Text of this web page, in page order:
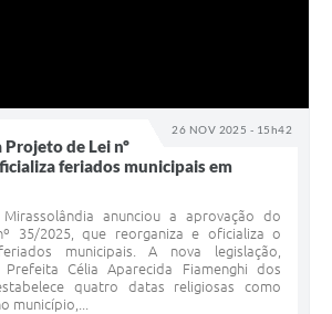
26 NOV 2025 - 15h42
de Lei nº
feriados municipais em
anunciou a aprovação do
35/2025, que reorganiza e oficializa o
municipais. A nova legislação,
Prefeita Célia Aparecida Fiamenghi dos
quatro datas religiosas como
município,...